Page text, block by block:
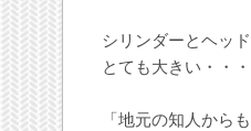
シリンダーとヘッ
とても大きい・・・
「地元の知人から